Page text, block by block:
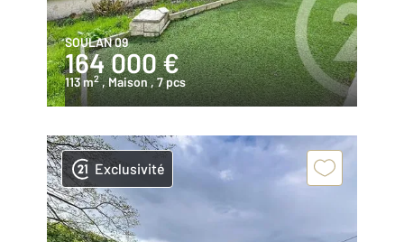
SOULAN 09
164 000 €
113 m2 , Maison, 7 pcs
Exclusivité